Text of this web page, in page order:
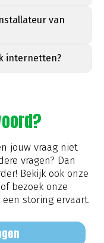
van
internetten?
jouw vraag niet
vragen? Dan
Bekijk ook onze
bezoek onze
storing ervaart.